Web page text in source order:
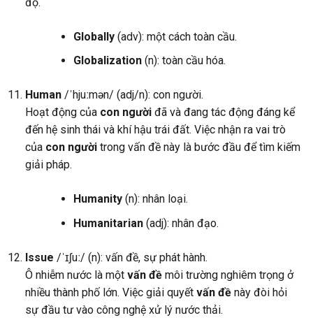
Globally(adv): một cách toàn cầu.
Globalization(n): toàn cầu hóa.
Human/ˈhjuːmən/ (adj/n): con người.
Hoạt động của con ngườiđã và đang tác động đáng kể
đến hệ sinh thái và khí hậu trái đất. Việc nhận ra vai trò
của con ngườitrong vấn đề này là bước đầu để tìm kiếm
giải pháp.
Humanity(n): nhân loại.
Humanitarian(adj): nhân đạo.
Issue /ˈɪʃuː/ (n): vấn đề, sự phát hành.
Ô nhiễm nước là một vấn đềmôi trường nghiêm trọng ở
nhiều thành phố lớn. Việc giải quyết vấn đềnày đòi hỏi
sự đầu tư vào công nghệ xử lý nước thải.